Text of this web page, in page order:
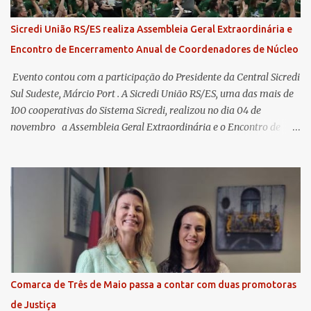
Sicredi União RS/ES realiza Assembleia Geral Extraordinária e
Encontro de Encerramento Anual de Coordenadores de Núcleo
​ Evento contou com a participação do Presidente da Central Sicredi
Sul Sudeste, Márcio Port . A Sicredi União RS/ES, uma das mais de
100 cooperativas do Sistema Sicredi, realizou no dia 04 de
novembro a Assembleia Geral Extraordinária e o Encontro de
futuro. O evento ocorreu presencialmente em Santa Rosa/RS com
transmissão simultânea para os coordenadores capixabas, que
estavam reunidos em Cachoeiro de Itapemirim / ES. Durante a
Assembleia Geral Extraordinária, foram debatidas e aprovadas
pautas estratégicas, como a atualização da Política de
Remuneração dos Administradores Estatutários e do regulamento
do Fundo Social, reforçando o compromisso da cooperativa com a
transparência e a governança. No Encontro de Coordenadores de
Comarca de Três de Maio passa a contar com duas promotoras
de Justiça